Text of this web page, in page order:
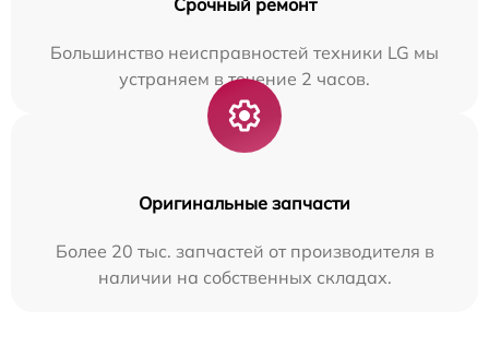
Срочный ремонт
Большинство неисправностей техники LG мы
устраняем в течение 2 часов.
Оригинальные запчасти
Более 20 тыс. запчастей от производителя в
наличии на собственных складах.